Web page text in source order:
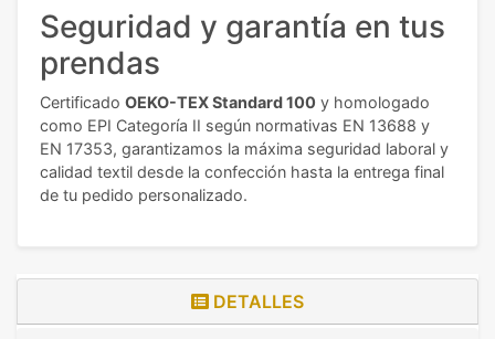
Seguridad y garantía en tus
prendas
Certificado OEKO-TEX Standard 100 y homologado
como EPI Categoría II según normativas EN 13688 y
EN 17353, garantizamos la máxima seguridad laboral y
calidad textil desde la confección hasta la entrega final
de tu pedido personalizado.
DETALLES